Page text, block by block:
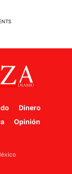
Dinero
Opinión